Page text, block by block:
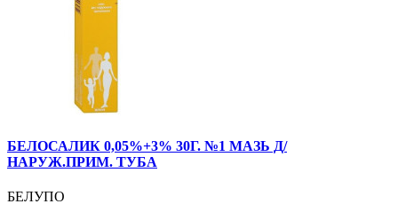
БЕЛОСАЛИК 0,05%+3% 30Г. №1 МАЗЬ Д/
НАРУЖ.ПРИМ. ТУБА
БЕЛУПО